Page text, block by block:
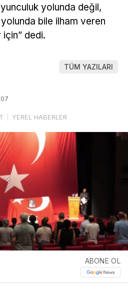
yolunda değil,
bile ilham veren
için” dedi.
TÜM YAZILARI
YEREL HABERLER
ABONE OL